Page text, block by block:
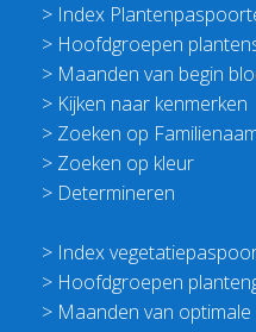
> Index
> Hoofdgroepen
> Maanden van begin
> Kijken naar kenmerken
> Zoeken op
> Zoeken op kleur
> Determineren
> Index
> Hoofdgroepen
> Maanden van